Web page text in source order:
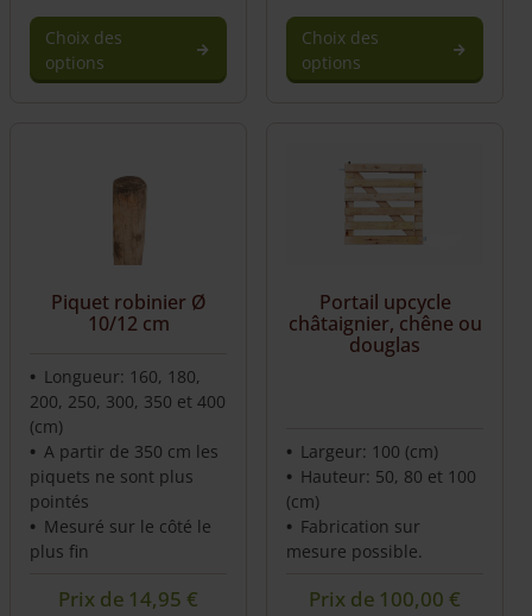
Choix des
options
chosen
the
product
page
Choix des
options
multiple
variants.
chosen
Piquet robinier Ø
10/12 cm
Longueur: 160, 180,
200, 250, 300, 350 et 400
(cm)
A partir de 350 cm les
piquets ne sont plus
pointés
Mesuré sur le côté le
plus fin
Prix de 14,95€
Portail upcycle
châtaignier, chêne ou
douglas
Largeur: 100 (cm)
Hauteur: 50, 80 et 100
(cm)
Fabrication sur
mesure possible.
Prix de 100,00€